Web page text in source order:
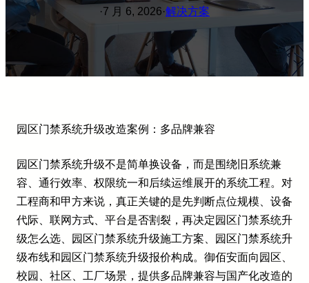
·7 月 6, 2026·解决方案
园区门禁系统升级改造案例：多品牌兼容
园区门禁系统升级不是简单换设备，而是围绕旧系统兼
容、通行效率、权限统一和后续运维展开的系统工程。对
工程商和甲方来说，真正关键的是先判断点位规模、设备
代际、联网方式、平台是否割裂，再决定园区门禁系统升
级怎么选、园区门禁系统升级施工方案、园区门禁系统升
级布线和园区门禁系统升级报价构成。御佰安面向园区、
校园、社区、工厂场景，提供多品牌兼容与国产化改造的